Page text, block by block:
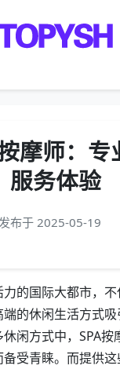
摩师：专
服务体验
布于 2025-05-19
的国际大都市，
的休闲生活方式
闲方式中，SPA按
受青睐。而提供